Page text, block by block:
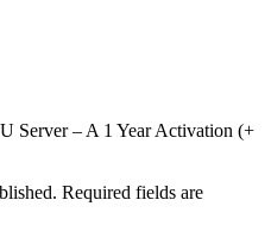
Server – A 1 Year Activation (+
Required fields are